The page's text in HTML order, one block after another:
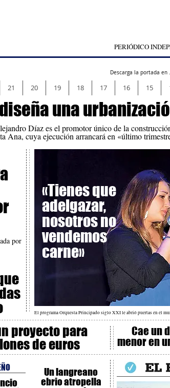
PERIÓDICO
Descarga la portada en
una
Díaz es el promotor único de la
Ana, cuya ejecución arrancará en «último
por
«Tienes que
adelgazar,
nosotros no
vendemos
carne»
El programa Orquesta Principado siglo XXI le abrió puertas en el
proyecto para
de euros
Cae un
menor en
Un langreano
ebrio atropella
21 20 19 18 17 16 15